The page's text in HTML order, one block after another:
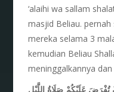
‘alaihi wa sallam
masjid Beliau.
mereka selama 3
kemudian Beliau
meninggalkannya
عَلَيْكُمْ صَلَاةُ اللَّيْلِ